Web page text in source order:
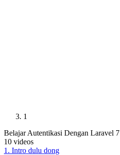
1
Belajar Autentikasi Dengan Laravel 7
10 videos
1 . Intro dulu dong